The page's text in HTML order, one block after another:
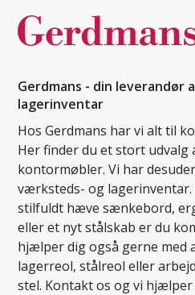
Gerdmans - din leverandør
lagerinventar
Hos Gerdmans har vi alt til
Her finder du et stort udvalg
kontormøbler. Vi har
værksteds- og
stilfuldt hæve sænkebord,
eller et nyt stålskab er du
hjælper dig også gerne med
lagerreol, stålreol eller
stel. Kontakt os og vi